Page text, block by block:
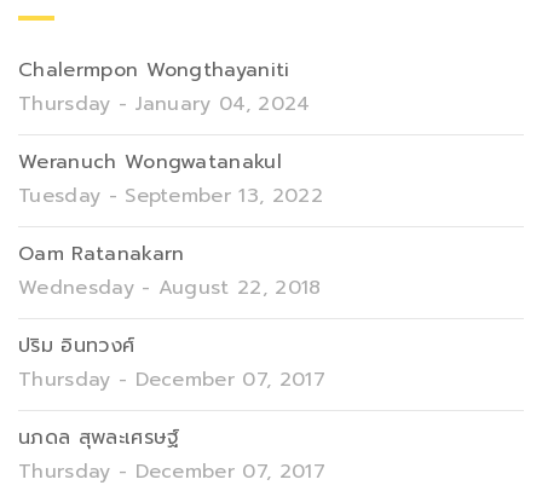
Chalermpon Wongthayaniti
Thursday - January 04, 2024
Weranuch Wongwatanakul
Tuesday - September 13, 2022
Oam Ratanakarn
Wednesday - August 22, 2018
ปริม อินทวงศ์
Thursday - December 07, 2017
นภดล สุพละเศรษฐ์
Thursday - December 07, 2017